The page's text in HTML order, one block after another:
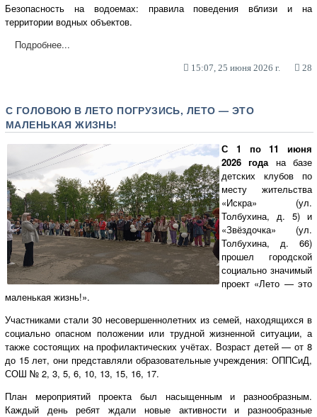
Безопасность на водоемах: правила поведения вблизи и на
территории водных объектов.
Подробнее...
15:07, 25 июня 2026 г. 28
С ГОЛОВОЮ В ЛЕТО ПОГРУЗИСЬ, ЛЕТО — ЭТО
МАЛЕНЬКАЯ ЖИЗНЬ!
С 1 по 11 июня
2026 годана базе
детских клубов по
месту жительства
«Искра» (ул.
Толбухина, д. 5) и
«Звёздочка» (ул.
Толбухина, д. 66)
прошел городской
социально значимый
проект «Лето — это
маленькая жизнь!».
Участниками стали 30 несовершеннолетних из семей, находящихся в
социально опасном положении или трудной жизненной ситуации, а
также состоящих на профилактических учётах. Возраст детей — от 8
до 15 лет, они представляли образовательные учреждения: ОППСиД,
СОШ № 2, 3, 5, 6, 10, 13, 15, 16, 17.
План мероприятий проекта был насыщенным и разнообразным.
Каждый день ребят ждали новые активности и разнообразные